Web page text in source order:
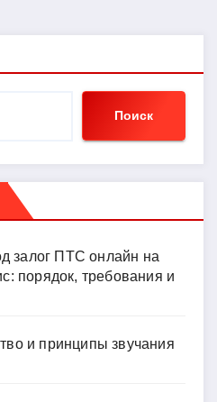
Поиск
залог ПТС онлайн на
порядок, требования и
и принципы звучания